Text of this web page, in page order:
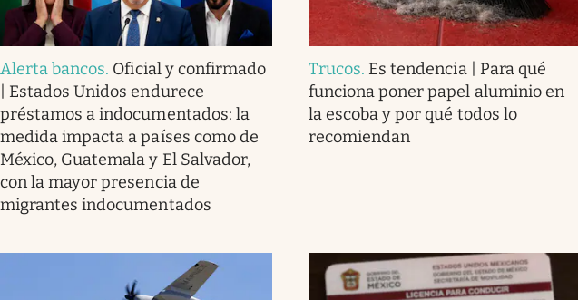
Alerta bancos. Oficial y confirmado
| Estados Unidos endurece
préstamos a indocumentados: la
medida impacta a países como de
México, Guatemala y El Salvador,
con la mayor presencia de
migrantes indocumentados
Trucos. Es tendencia | Para qué
funciona poner papel aluminio en
la escoba y por qué todos lo
recomiendan